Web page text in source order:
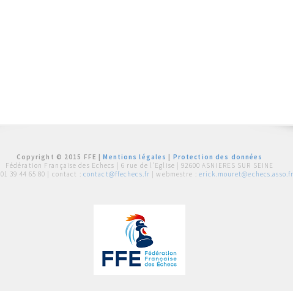
Copyright © 2015 FFE |Mentions légales
Protection des données
Fédération Française des Echecs | 6 rue de l'Eglise | 92600 ASNIERES SUR SEINE
01 39 44 65 80 | contact : contact@ffechecs.fr | webmestre : erick.mouret@echecs.asso.fr